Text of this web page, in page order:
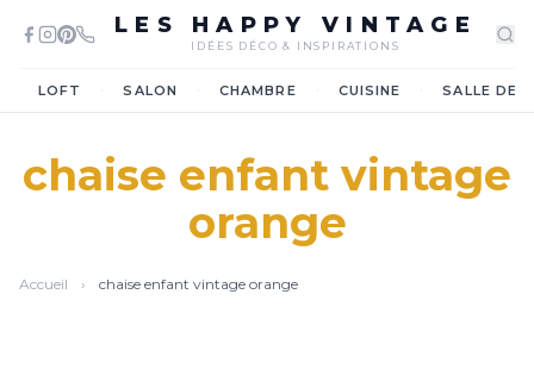
LES HAPPY VINTAGE
IDÉES DÉCO & INSPIRATIONS
LOFT SALON CHAMBRE CUISINE SALLE DE
chaise enfant vintage
orange
Accueil › chaise enfant vintage orange